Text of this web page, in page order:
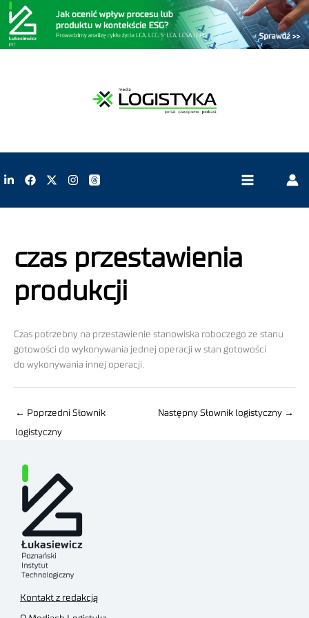
czas przestawienia
produkcji
Czas potrzebny na przestawienie stanowiska roboczego ze stanu
gotowości do wykonywania jednej operacji w stan gotowości
do wykonywania innej operacji.
← Poprzedni Słownik
logistyczny
Następny Słownik logistyczny →
Kontakt z redakcją